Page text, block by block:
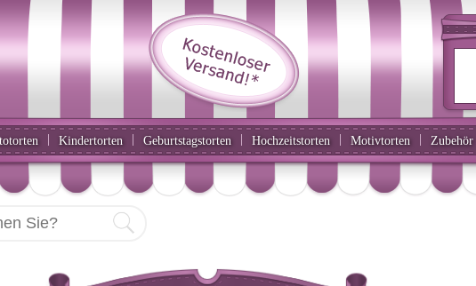
| Kindertorten | Geburtstagstorten | Hochzeitstorten | Motivtorten | Zubehör